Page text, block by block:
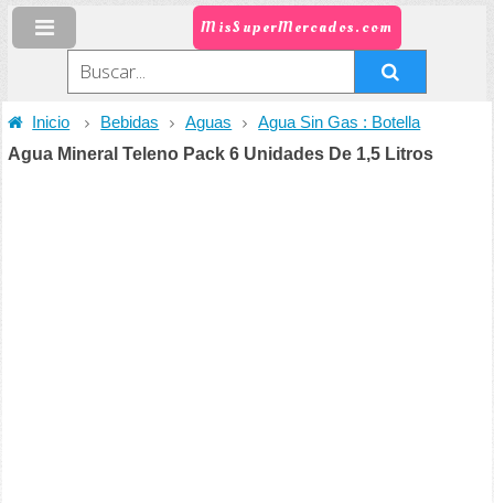
MisSuperMercados.com
Inicio Bebidas Aguas Agua Sin Gas : Botella
Agua Mineral Teleno Pack 6 Unidades De 1,5 Litros